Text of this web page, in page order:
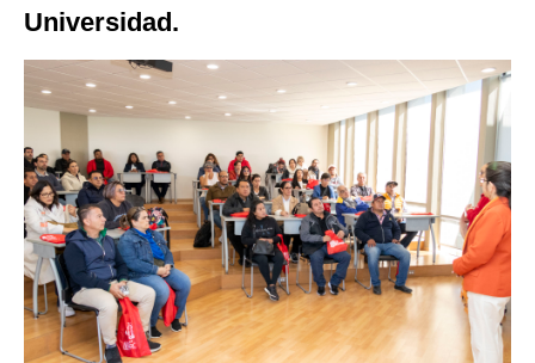
Universidad.